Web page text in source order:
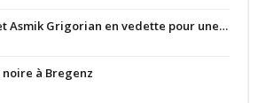
Asmik Grigorian en vedette pour une…
à Bregenz